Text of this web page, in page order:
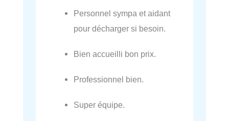
Personnel sympa et aidant
pour décharger si besoin.
Bien accueilli bon prix.
Professionnel bien.
Super équipe.